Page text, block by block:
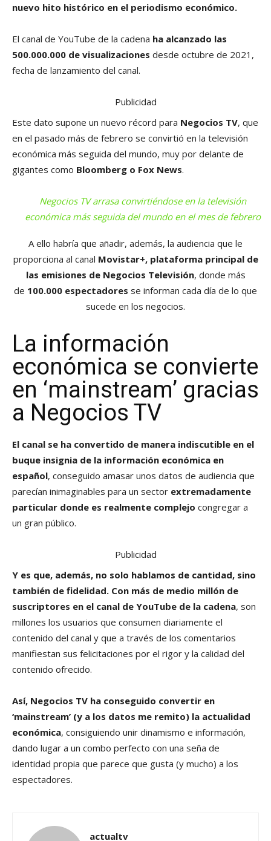
nuevo hito histórico en el periodismo económico.
El canal de YouTube de la cadena ha alcanzado las
500.000.000 de visualizaciones desde octubre de 2021,
fecha de lanzamiento del canal.
Publicidad
Este dato supone un nuevo récord para Negocios TV, que
en el pasado más de febrero se convirtió en la televisión
económica más seguida del mundo, muy por delante de
gigantes como Bloomberg o Fox News.
Negocios TV arrasa convirtiéndose en la televisión
económica más seguida del mundo en el mes de febrero
A ello habría que añadir, además, la audiencia que le
proporciona al canal Movistar+, plataforma principal de
las emisiones de Negocios Televisión, donde más
de 100.000 espectadores se informan cada día de lo que
sucede en los negocios.
La información
económica se convierte
en ‘mainstream’ gracias
a Negocios TV
El canal se ha convertido de manera indiscutible en el
buque insignia de la información económica en
español, conseguido amasar unos datos de audiencia que
parecían inimaginables para un sector extremadamente
particular donde es realmente complejo congregar a
un gran público.
Publicidad
Y es que, además, no solo hablamos de cantidad, sino
también de fidelidad. Con más de medio millón de
suscriptores en el canal de YouTube de la cadena, son
millones los usuarios que consumen diariamente el
contenido del canal y que a través de los comentarios
manifiestan sus felicitaciones por el rigor y la calidad del
contenido ofrecido.
Así, Negocios TV ha conseguido convertir en
‘mainstream’ (y a los datos me remito) la actualidad
económica, consiguiendo unir dinamismo e información,
dando lugar a un combo perfecto con una seña de
identidad propia que parece que gusta (y mucho) a los
espectadores.
actualtv